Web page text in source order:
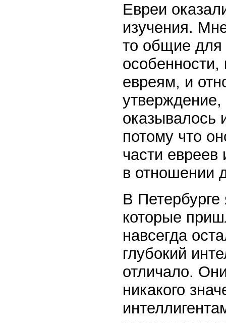
Евреи
изучения.
то общие для
евреям, и
оказывалось
потому что
части
в отношении
В
которые
навсегда
глубокий
отличало.
никакого